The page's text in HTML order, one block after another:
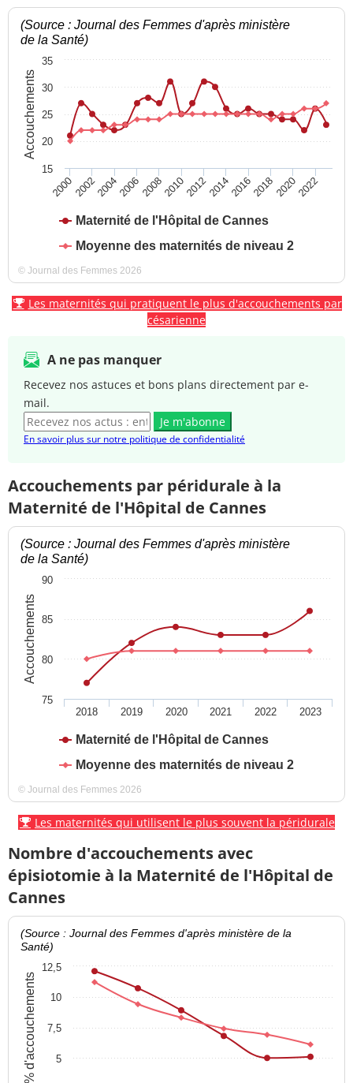
Accouchements
(Source : Journal des Femmes d'après ministère
de la Santé)
Maternité de l'Hôpital de Cannes
Moyenne des maternités de niveau 2
200020022004200620082010201220142016201820202022
15
20
25
30
35
© Journal des Femmes 2026
Les maternités qui pratiquent le plus d'accouchements par
césarienne
A ne pas manquer
Recevez nos astuces et bons plans directement par e-
mail.
Je m'abonne
En savoir plus sur notre politique de confidentialité
Accouchements par péridurale à la
Maternité de l'Hôpital de Cannes
Accouchements
(Source : Journal des Femmes d'après ministère
de la Santé)
Maternité de l'Hôpital de Cannes
Moyenne des maternités de niveau 2
2018 2019 2020 2021 2022 2023
75
80
85
90
© Journal des Femmes 2026
Les maternités qui utilisent le plus souvent la péridurale
Nombre d'accouchements avec
épisiotomie à la Maternité de l'Hôpital de
Cannes
% d'accouchements
(Source : Journal des Femmes d'après ministère de la
Santé)
5
7,5
10
12,5